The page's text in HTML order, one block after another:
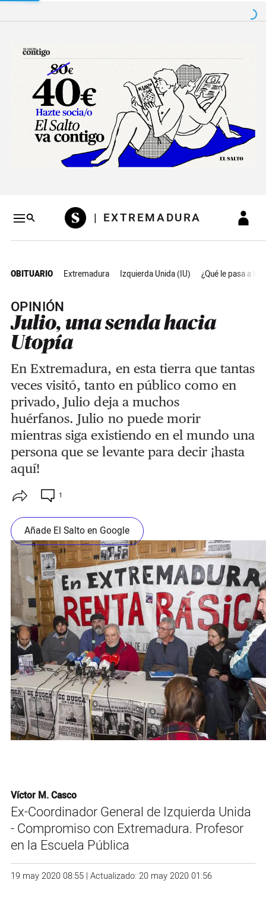
Salto a contenido
| EXTREMADURA
OBITUARIO Extremadura Izquierda Unida (IU) ¿Qué le pasa a la
OPINIÓN
Julio, una senda hacia
Utopía
En Extremadura, en esta tierra que tantas
veces visitó, tanto en público como en
privado, Julio deja a muchos
huérfanos. Julio no puede morir
mientras siga existiendo en el mundo una
persona que se levante para decir ¡hasta
aquí!
1
Añade El Salto en Google
Víctor M. Casco
Ex-Coordinador General de Izquierda Unida
- Compromiso con Extremadura. Profesor
en la Escuela Pública
19 may 2020 08:55 | Actualizado: 20 may 2020 01:56